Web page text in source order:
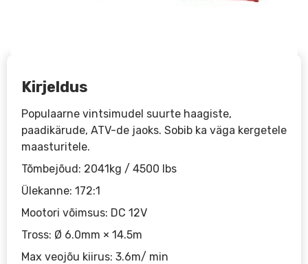
Kirjeldus
Populaarne vintsimudel suurte haagiste,
paadikärude, ATV-de jaoks. Sobib ka väga kergetele
maasturitele.
Tõmbejõud: 2041kg / 4500 lbs
Ülekanne: 172:1
Mootori võimsus: DC 12V
Tross: Ø 6.0mm × 14.5m
Max veojõu kiirus: 3.6m/ min